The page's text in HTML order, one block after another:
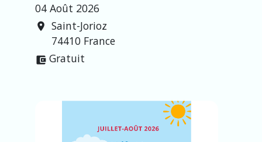
04 Août 2026
location_on Saint-Jorioz
74410 France
account_balance_wallet Gratuit